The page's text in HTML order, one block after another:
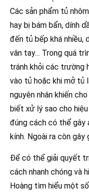
Các sản phẩm tủ
hay bị bám bẩn, dính
đến tủ bếp khá nhiều,
vân tay… Trong quá
tránh khỏi các trường
vào tủ hoặc khi mở tủ
nguyên nhân khiến
biết xử lý sao cho
đúng cách có thể gây
kính. Ngoài ra còn
Để có thể giải quyết
cách nhanh chóng và
Hoàng tìm hiểu một